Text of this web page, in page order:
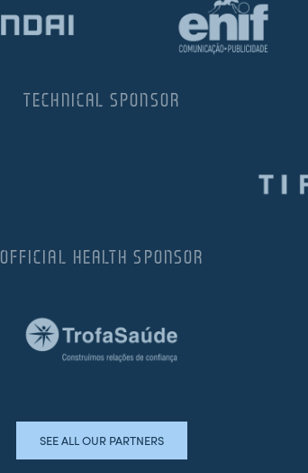
TECHNICAL SPONSOR
OFFICIAL HEALTH SPONSOR
SEE ALL OUR PARTNERS